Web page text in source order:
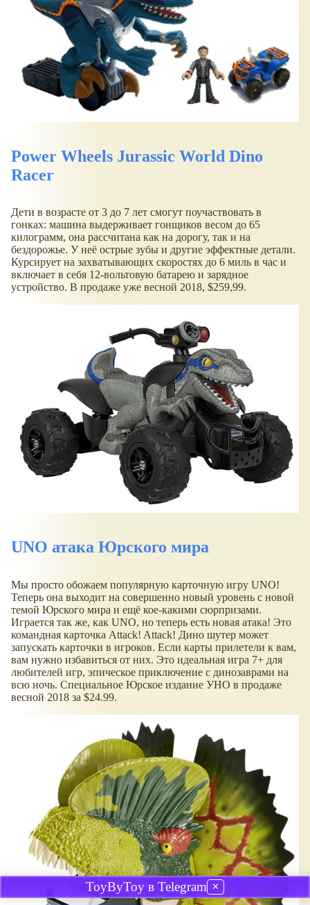
Power Wheels Jurassic World Dino
Racer
Дети в возрасте от 3 до 7 лет смогут поучаствовать в
гонках: машина выдерживает гонщиков весом до 65
килограмм, она рассчитана как на дорогу, так и на
бездорожье. У неё острые зубы и другие эффектные детали.
Курсирует на захватывающих скоростях до 6 миль в час и
включает в себя 12-вольтовую батарею и зарядное
устройство. В продаже уже весной 2018, $259,99.
UNO атака Юрского мира
Мы просто обожаем популярную карточную игру UNO!
Теперь она выходит на совершенно новый уровень с новой
темой Юрского мира и ещё кое-какими сюрпризами.
Играется так же, как UNO, но теперь есть новая атака! Это
командная карточка Attack! Attack! Дино шутер может
запускать карточки в игроков. Если карты прилетели к вам,
вам нужно избавиться от них. Это идеальная игра 7+ для
любителей игр, эпическое приключение с динозаврами на
всю ночь. Специальное Юрское издание УНО в продаже
весной 2018 за $24.99.
ToyByToy в Telegram ✕